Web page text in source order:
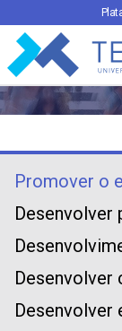
TECMINHO
Promover o
Desenvolver
Desenvolver
Desenvolver